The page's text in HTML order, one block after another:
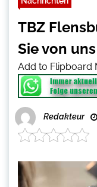
TBZ
Sie von
Add to Flipboard
Redakteur